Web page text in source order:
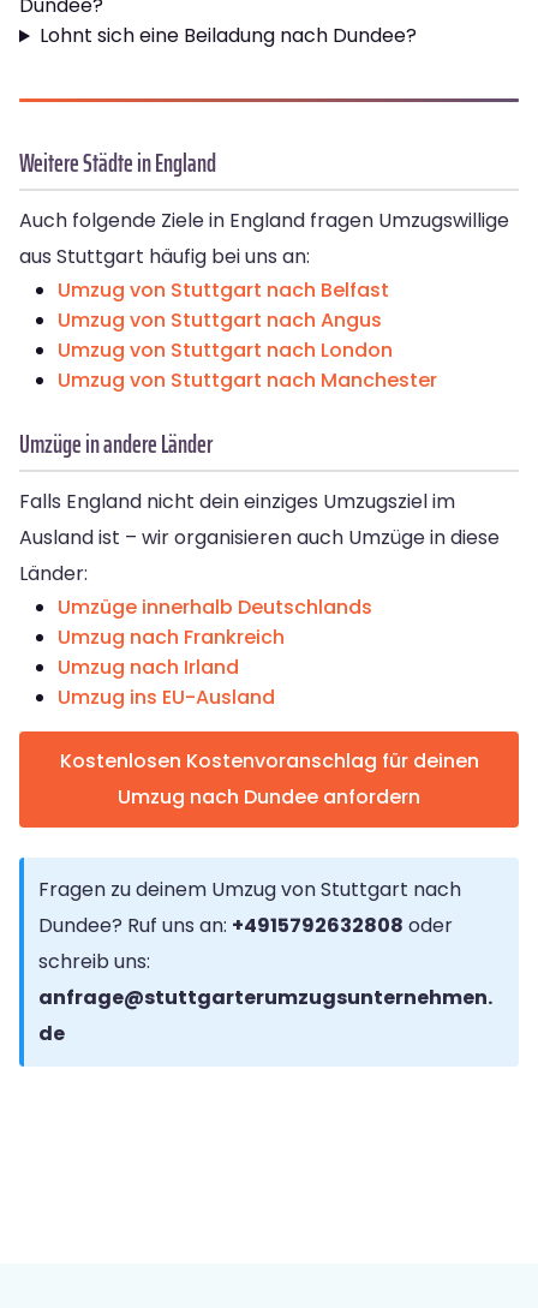
Dundee?
Lohnt sich eine Beiladung nach Dundee?
Weitere Städte in England
Auch folgende Ziele in England fragen Umzugswillige
aus Stuttgart häufig bei uns an:
Umzug von Stuttgart nach Belfast
Umzug von Stuttgart nach Angus
Umzug von Stuttgart nach London
Umzug von Stuttgart nach Manchester
Umzüge in andere Länder
Falls England nicht dein einziges Umzugsziel im
Ausland ist – wir organisieren auch Umzüge in diese
Länder:
Umzüge innerhalb Deutschlands
Umzug nach Frankreich
Umzug nach Irland
Umzug ins EU-Ausland
Kostenlosen Kostenvoranschlag für deinen
Umzug nach Dundee anfordern
Fragen zu deinem Umzug von Stuttgart nach
Dundee? Ruf uns an: +4915792632808 oder
schreib uns:
anfrage@stuttgarterumzugsunternehmen.
de